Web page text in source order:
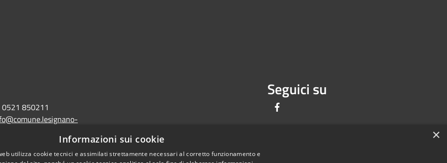
0521 850211
Seguici su
×
Informazioni sui cookie
utilizza cookie tecnici e assimilati strettamente necessari al corretto funzionamento e